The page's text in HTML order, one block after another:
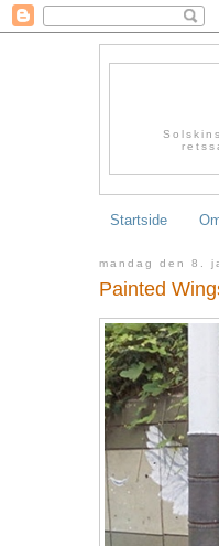
Startside
mandag den 8.
Painted